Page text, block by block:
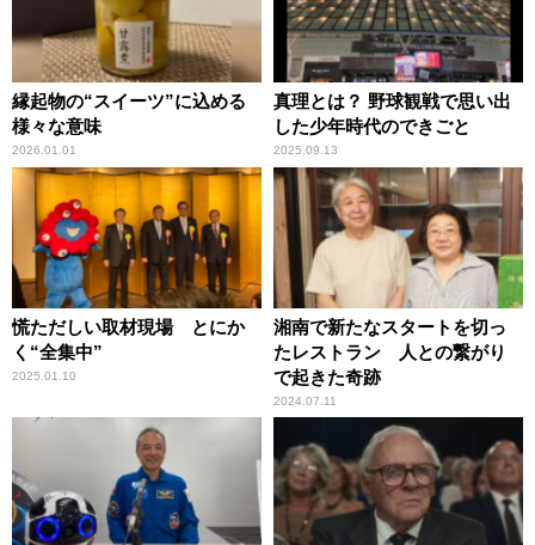
縁起物の“スイーツ”に込める
様々な意味
2026.01.01
真理とは？ 野球観戦で思い出
した少年時代のできごと
2025.09.13
慌ただしい取材現場 とにか
く“全集中”
2025.01.10
湘南で新たなスタートを切っ
たレストラン 人との繋がり
で起きた奇跡
2024.07.11